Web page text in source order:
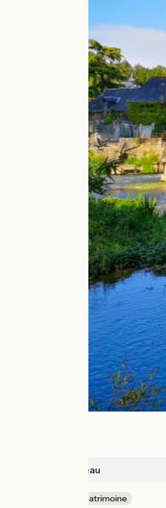
Azay-le-Rideau
Nature & petit patrimoine